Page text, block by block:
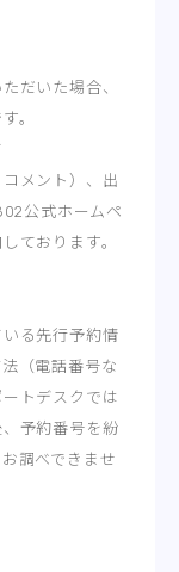
だいた場合、
。
メント）、出
公式ホームペ
ております。
る先行予約情
（電話番号な
トデスクでは
予約番号を紛
調べできませ